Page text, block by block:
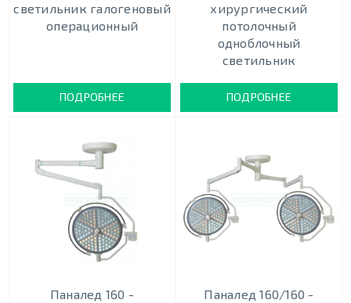
светильник галогеновый
операционный
ПОДРОБНЕЕ
хирургический
потолочный
одноблочный
светильник
ПОДРОБНЕЕ
Паналед 160 -
Паналед 160/160 -